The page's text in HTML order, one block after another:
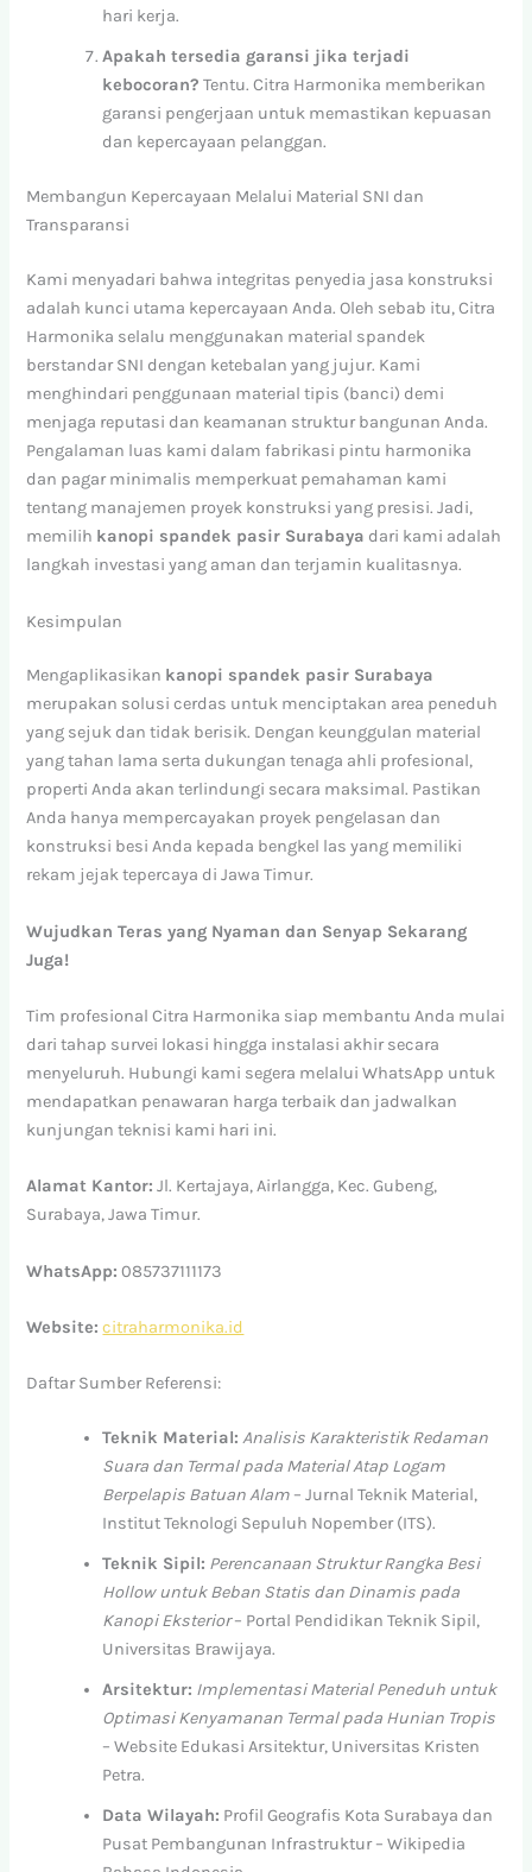
hari kerja.
Apakah tersedia garansi jika terjadi
kebocoran? Tentu. Citra Harmonika memberikan
garansi pengerjaan untuk memastikan kepuasan
dan kepercayaan pelanggan.
Membangun Kepercayaan Melalui Material SNI dan
Transparansi
Kami menyadari bahwa integritas penyedia jasa konstruksi
adalah kunci utama kepercayaan Anda. Oleh sebab itu, Citra
Harmonika selalu menggunakan material spandek
berstandar SNI dengan ketebalan yang jujur. Kami
menghindari penggunaan material tipis (banci) demi
menjaga reputasi dan keamanan struktur bangunan Anda.
Pengalaman luas kami dalam fabrikasi pintu harmonika
dan pagar minimalis memperkuat pemahaman kami
tentang manajemen proyek konstruksi yang presisi. Jadi,
memilih kanopi spandek pasir Surabaya dari kami adalah
langkah investasi yang aman dan terjamin kualitasnya.
Kesimpulan
Mengaplikasikan kanopi spandek pasir Surabaya
merupakan solusi cerdas untuk menciptakan area peneduh
yang sejuk dan tidak berisik. Dengan keunggulan material
yang tahan lama serta dukungan tenaga ahli profesional,
properti Anda akan terlindungi secara maksimal. Pastikan
Anda hanya mempercayakan proyek pengelasan dan
konstruksi besi Anda kepada bengkel las yang memiliki
rekam jejak tepercaya di Jawa Timur.
Wujudkan Teras yang Nyaman dan Senyap Sekarang
Juga!
Tim profesional Citra Harmonika siap membantu Anda mulai
dari tahap survei lokasi hingga instalasi akhir secara
menyeluruh. Hubungi kami segera melalui WhatsApp untuk
mendapatkan penawaran harga terbaik dan jadwalkan
kunjungan teknisi kami hari ini.
Alamat Kantor: Jl. Kertajaya, Airlangga, Kec. Gubeng,
Surabaya, Jawa Timur.
WhatsApp: 085737111173
Website: citraharmonika.id
Daftar Sumber Referensi:
Teknik Material: Analisis Karakteristik Redaman
Suara dan Termal pada Material Atap Logam
Berpelapis Batuan Alam – Jurnal Teknik Material,
Institut Teknologi Sepuluh Nopember (ITS).
Teknik Sipil: Perencanaan Struktur Rangka Besi
Hollow untuk Beban Statis dan Dinamis pada
Kanopi Eksterior– Portal Pendidikan Teknik Sipil,
Universitas Brawijaya.
Arsitektur: Implementasi Material Peneduh untuk
Optimasi Kenyamanan Termal pada Hunian Tropis
– Website Edukasi Arsitektur, Universitas Kristen
Petra.
Data Wilayah: Profil Geografis Kota Surabaya dan
Pusat Pembangunan Infrastruktur – Wikipedia